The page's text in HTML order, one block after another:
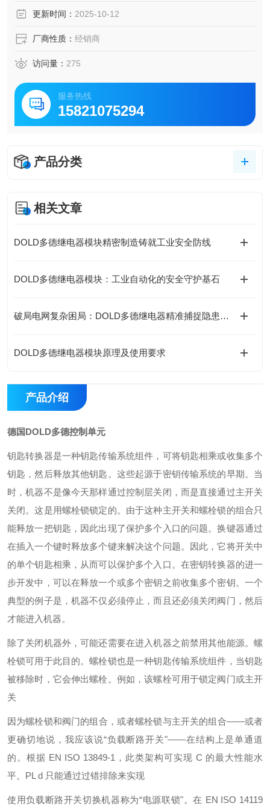
更新时间： 2025-10-12
厂商性质： 经销商
访问量： 275
服务热线
15821075294
产品分类
相关文章
DOLD多德继电器模块精密制造铸就工业安全防线
DOLD多德继电器模块：工业自动化的安全守护基石
破局电网复杂困局：DOLD多德继电器精准捕捉隐患的底层逻辑
DOLD多德继电器模块原理及使用要求
产品介绍
德国DOLD多德控制单元
钥匙转换器是一种钥匙传输系统组件，可将钥匙相乘或收集多个
钥匙，然后释放其他钥匙。这些起源于密钥传输系统的早期。当
时，机器不是像今天那样通过控制层关闭，而是直接通过主开关
关闭。这是用螺栓锁锁定的。由于这种主开关和螺栓锁的组合只
能释放一把钥匙，因此出现了保护多个入口的问题。换键器通过
在插入一个键时释放多个键来解决这个问题。因此，它将开关中
的单个钥匙相乘，从而可以保护多个入口。在密钥转换器的进一
步开发中，可以在释放一个或多个密钥之前收集多个密钥。一个
典型的例子是，机器不仅必须停止，而且还必须关闭阀门，然后
才能进入机器。
除了关闭机器外，可能还需要在进入机器之前禁用其他能源。螺
栓锁可用于此目的。螺栓锁也是一种钥匙传输系统组件，当钥匙
被移除时，它会伸出螺栓。例如，该螺栓可用于锁定阀门或主开
关
因为螺栓锁和阀门的组合，或者螺栓锁与主开关的组合——或者
更确切地说，我应该说“负载断路开关"——在结构上是单通道
的。根据 EN ISO 13849-1，此类架构可实现 C 的最大性能水
平。PL d 只能通过过错排除来实现
使用负载断路开关切换机器称为“电源联锁"。在 EN ISO 14119